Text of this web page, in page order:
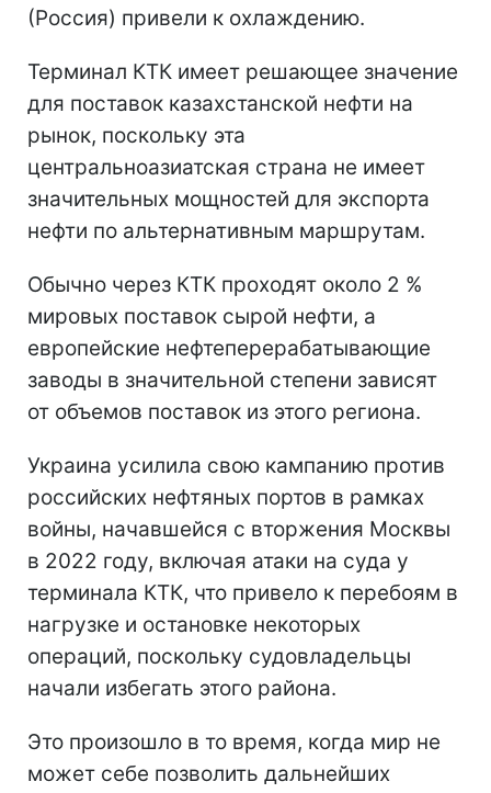
(Россия) привели к охлаждению.
Терминал КТК имеет решающее значение
для поставок казахстанской нефти на
рынок, поскольку эта
центральноазиатская страна не имеет
значительных мощностей для экспорта
нефти по альтернативным маршрутам.
Обычно через КТК проходят около 2 %
мировых поставок сырой нефти, а
европейские нефтеперерабатывающие
заводы в значительной степени зависят
от объемов поставок из этого региона.
Украина усилила свою кампанию против
российских нефтяных портов в рамках
войны, начавшейся с вторжения Москвы
в 2022 году, включая атаки на суда у
терминала КТК, что привело к перебоям в
нагрузке и остановке некоторых
операций, поскольку судовладельцы
начали избегать этого района.
Это произошло в то время, когда мир не
может себе позволить дальнейших